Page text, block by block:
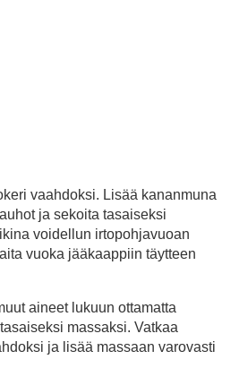
vaahdoksi. Lisää kananmuna
ja sekoita tasaiseksi
voidellun irtopohjavuoan
vuoka jääkaappiin täytteen
aineet lukuun ottamatta
massaksi. Vatkaa
ja lisää massaan varovasti